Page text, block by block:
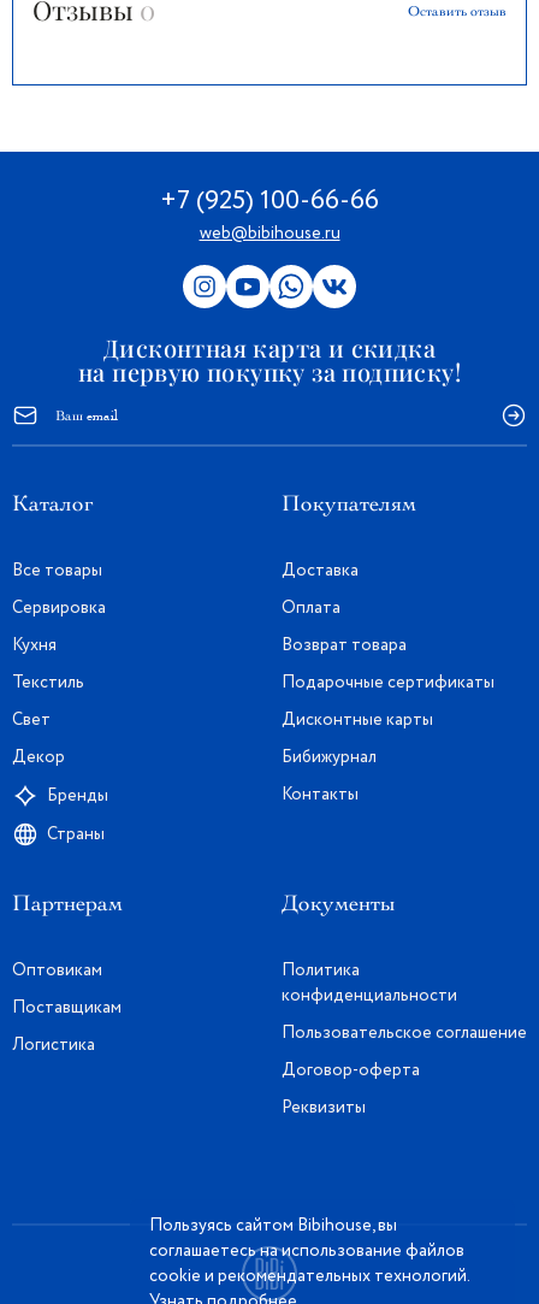
Отзывы 0 Оставить отзыв
+7 (925) 100-66-66
web@bibihouse.ru
Дисконтная карта и скидка
на первую покупку за подписку!
Каталог
Все товары
Сервировка
Кухня
Текстиль
Свет
Декор
Бренды
Страны
Покупателям
Доставка
Оплата
Возврат товара
Подарочные сертификаты
Дисконтные карты
Бибижурнал
Контакты
Партнерам
Оптовикам
Поставщикам
Логистика
Документы
Политика
конфиденциальности
Пользовательское соглашение
Договор-оферта
Реквизиты
Пользуясь сайтом Bibihouse, вы
соглашаетесь на использование файлов
cookie и рекомендательных технологий.